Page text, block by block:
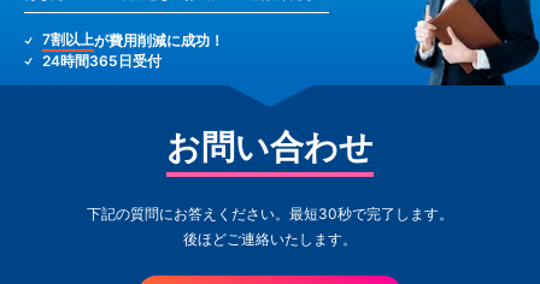
7割以上が費用削減に成功！
24時間365日受付
お問い合わせ
下記の質問にお答えください。最短30秒で完了します。
後ほどご連絡いたします。